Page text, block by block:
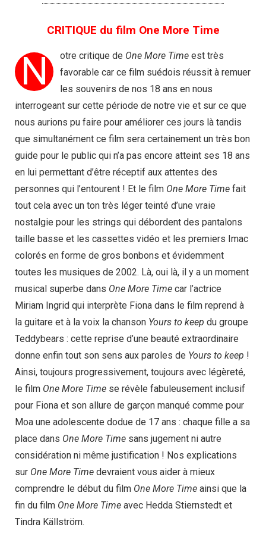
CRITIQUE du film One More Time
N otre critique de One More Time est très
favorable car ce film suédois réussit à remuer
les souvenirs de nos 18 ans en nous
interrogeant sur cette période de notre vie et sur ce que
nous aurions pu faire pour améliorer ces jours là tandis
que simultanément ce film sera certainement un très bon
guide pour le public qui n’a pas encore atteint ses 18 ans
en lui permettant d’être réceptif aux attentes des
personnes qui l’entourent ! Et le film One More Time fait
tout cela avec un ton très léger teinté d’une vraie
nostalgie pour les strings qui débordent des pantalons
taille basse et les cassettes vidéo et les premiers Imac
colorés en forme de gros bonbons et évidemment
toutes les musiques de 2002. Là, oui là, il y a un moment
musical superbe dans One More Time car l’actrice
Miriam Ingrid qui interprète Fiona dans le film reprend à
la guitare et à la voix la chanson Yours to keep du groupe
Teddybears : cette reprise d’une beauté extraordinaire
donne enfin tout son sens aux paroles de Yours to keep !
Ainsi, toujours progressivement, toujours avec légèreté,
le film One More Time se révèle fabuleusement inclusif
pour Fiona et son allure de garçon manqué comme pour
Moa une adolescente dodue de 17 ans : chaque fille a sa
place dans One More Time sans jugement ni autre
considération ni même justification ! Nos explications
sur One More Time devraient vous aider à mieux
comprendre le début du film One More Time ainsi que la
fin du film One More Time avec Hedda Stiernstedt et
Tindra Källström.